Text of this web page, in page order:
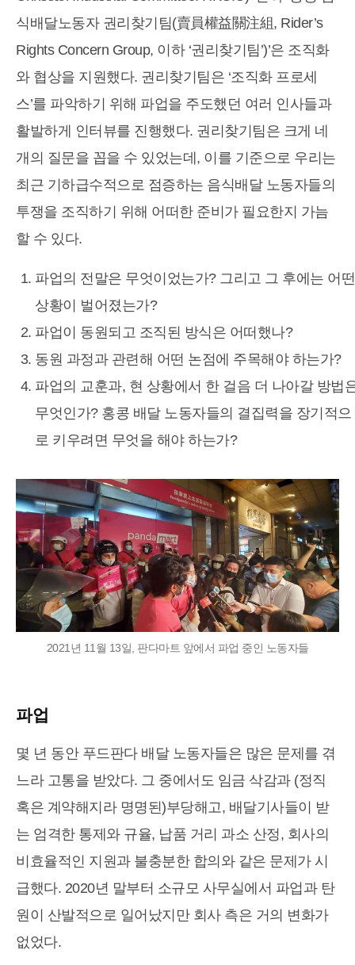
식배달노동자 권리찾기팀(賣員權益關注組, Rider’s
Rights Concern Group, 이하 ‘권리찾기팀’)’은 조직화
와 협상을 지원했다. 권리찾기팀은 ‘조직화 프로세
스’를 파악하기 위해 파업을 주도했던 여러 인사들과
활발하게 인터뷰를 진행했다. 권리찾기팀은 크게 네
개의 질문을 꼽을 수 있었는데, 이를 기준으로 우리는
최근 기하급수적으로 점증하는 음식배달 노동자들의
투쟁을 조직하기 위해 어떠한 준비가 필요한지 가늠
할 수 있다.
파업의 전말은 무엇이었는가? 그리고 그 후에는 어떤
상황이 벌어졌는가?
파업이 동원되고 조직된 방식은 어떠했나?
동원 과정과 관련해 어떤 논점에 주목해야 하는가?
파업의 교훈과, 현 상황에서 한 걸음 더 나아갈 방법
무엇인가? 홍콩 배달 노동자들의 결집력을 장기적으
로 키우려면 무엇을 해야 하는가?
2021년 11월 13일, 판다마트 앞에서 파업 중인 노동자들
파업
몇 년 동안 푸드판다 배달 노동자들은 많은 문제를 겪
느라 고통을 받았다. 그 중에서도 임금 삭감과 (정직
혹은 계약해지라 명명된)부당해고, 배달기사들이 받
는 엄격한 통제와 규율, 납품 거리 과소 산정, 회사의
비효율적인 지원과 불충분한 합의와 같은 문제가 시
급했다. 2020년 말부터 소규모 사무실에서 파업과 탄
원이 산발적으로 일어났지만 회사 측은 거의 변화가
없었다.